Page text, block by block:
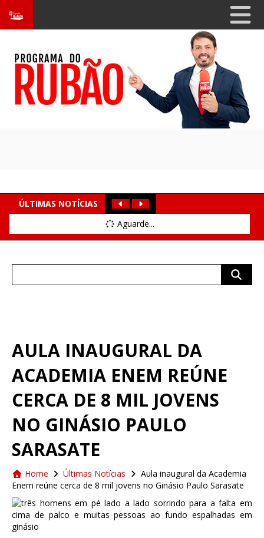
ÚLTIMAS NOTÍCIAS
Aguarde...
AULA INAUGURAL DA
ACADEMIA ENEM REÚNE
CERCA DE 8 MIL JOVENS
NO GINÁSIO PAULO
SARASATE
Home Últimas Notícias
Aula inaugural da Academia
Enem reúne cerca de 8 mil jovens no Ginásio Paulo Sarasate